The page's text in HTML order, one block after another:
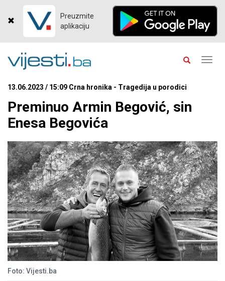
Preuzmite
aplikaciju
13.06.2023 / 15:09 Crna hronika - Tragedija u porodici
Preminuo Armin Begović, sin
Enesa Begovića
Foto: Vijesti.ba